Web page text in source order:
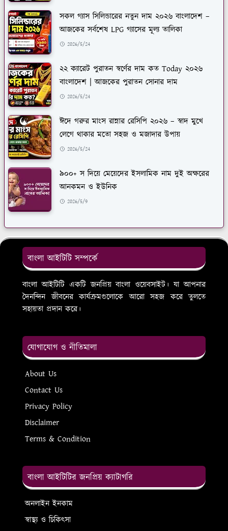
সকল গ্যাস সিলিন্ডারের নতুন দাম ২০২৬ বাংলাদেশ –
আজকের সর্বশেষ LPG গ্যাসের মূল্য তালিকা
2026/5/24
২২ ক্যারেট পুরাতন স্বর্ণের দাম কত Today ২০২৬
বাংলাদেশ | আজকের পুরাতন সোনার দাম
2026/5/24
ঈদে গরুর মাংস রান্নার রেসিপি ২০২৬ – স্বাদ মুখে
লেগে থাকার মতো সহজ ও মজাদার উপায়
2026/5/24
৯০০+ স দিয়ে মেয়েদের ইসলামিক নাম দুই অক্ষরের
আনকমন ও ইউনিক
2026/5/9
বাংলা আইটিটি সম্পর্কে
বাংলা আইটিটি একটি জনপ্রিয় বাংলা ওয়েবসাইট। যা আপনার
দৈনন্দিন জীবনের কার্যক্রমগুলোকে আরো সহজ করে তুলতে
সহায়তা প্রদান করে।
যোগাযোগ ও নীতিমালা
About Us
Contact Us
Privacy Policy
Disclaimer
Terms & Condition
বাংলা আইটিটির জনপ্রিয় ক্যাটাগরি
অনলাইন ইনকাম
স্বাস্থ্য ও চিকিৎসা